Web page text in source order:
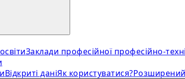
Заклади професійної професійно-
Відкриті даніЯк користуватися?